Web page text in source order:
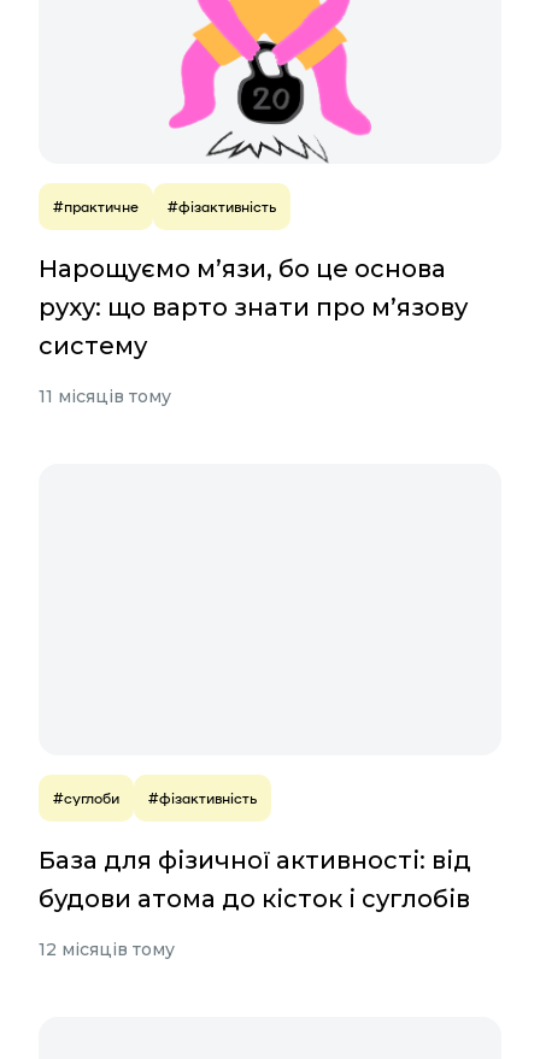
#практичне #фізактивність
Нарощуємо м’язи, бо це основа
руху: що варто знати про м’язову
систему
11 місяців тому
#суглоби #фізактивність
База для фізичної активності: від
будови атома до кісток і суглобів
12 місяців тому